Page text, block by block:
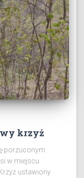
krzyż
porzuconym
w miejscu
ustawiony